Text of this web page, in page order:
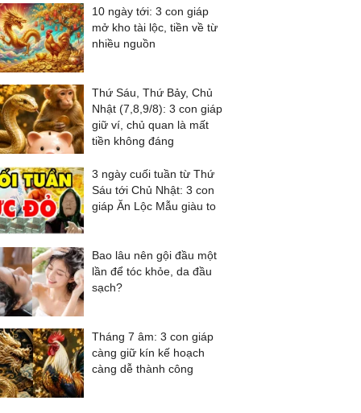
10 ngày tới: 3 con giáp
mở kho tài lộc, tiền về từ
nhiều nguồn
Thứ Sáu, Thứ Bảy, Chủ
Nhật (7,8,9/8): 3 con giáp
giữ ví, chủ quan là mất
tiền không đáng
3 ngày cuối tuần từ Thứ
Sáu tới Chủ Nhật: 3 con
giáp Ăn Lộc Mẫu giàu to
Bao lâu nên gội đầu một
lần để tóc khỏe, da đầu
sạch?
Tháng 7 âm: 3 con giáp
càng giữ kín kế hoạch
càng dễ thành công